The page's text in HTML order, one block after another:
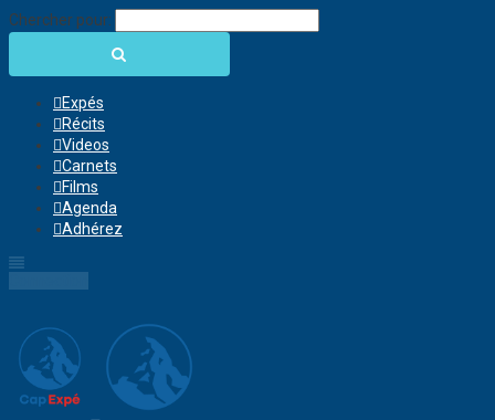
Chercher pour:
Expés
Récits
Videos
Carnets
Films
Agenda
Adhérez